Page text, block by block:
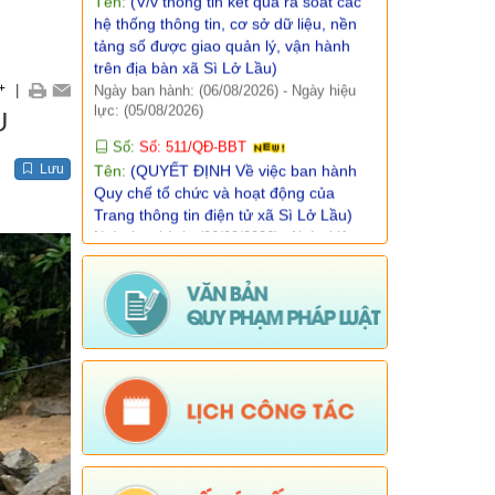
Báo cáo, số liệu thống kê
Văn bản quy phạm pháp luật
Lịch công tác
Kết quả chương trình, đề tài khoa học
|
Lưu
Số: Số: 511/QĐ-BBT
Tên:(QUYẾT ĐỊNH Về việc ban hành
Quy chế tổ chức và hoạt động của
Trang thông tin điện tử xã Sì Lở Lầu)
lực: (05/08/2026)
Số: Số:1844 /KH-UBND
Tên:
(KẾ HOẠCH Truyền thông hưởng
ứng Tuần lễ Thế giới Nuôi con bằng
Ngày ban hành: (05/08/2026)
lực: (05/08/2026)
Số: Số:1840 /UBND-KT
Tên:(V/v rà soát đối tượng để thực hiện
chính sách về đất đai quy định tại Điều
16 và khoản 3 Điều 124 Luật Đất đai)
Ngày ban hành: (05/08/2026) -Ngày hiệu
lực: (04/08/2026)